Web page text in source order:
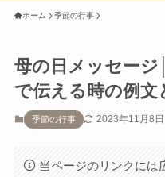
ホーム 季節の行事
母の日メッセー
で伝える時の例文
季節の行事 2023年11月8日
当ページのリンクには